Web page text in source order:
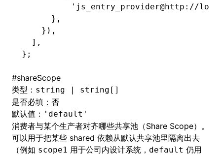
'js_entry_provider@http://
      }
,
    })
,
  ]
,
};
#shareScope
类型： string | string[]
是否必填：否
默认值： 'default'
消费者与某个生产者对齐哪些共享池（Share Scope）。
可以用于把某些 shared 依赖从默认共享池里隔离出去
（例如 scope1 用于公司内设计系统， default 仍用